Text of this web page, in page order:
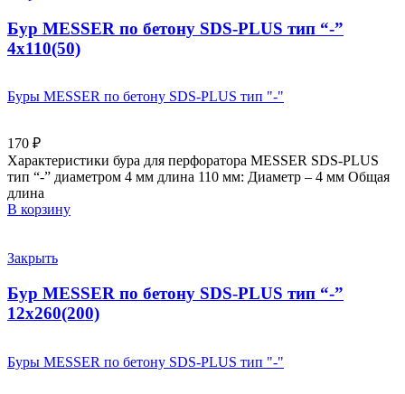
Бур MESSER по бетону SDS-PLUS тип “-”
4х110(50)
Буры MESSER по бетону SDS-PLUS тип "-"
170 ₽
Характеристики бура для перфоратора MESSER SDS-PLUS
тип “-” диаметром 4 мм длина 110 мм: Диаметр – 4 мм Общая
длина
В корзину
Закрыть
Бур MESSER по бетону SDS-PLUS тип “-”
12х260(200)
Буры MESSER по бетону SDS-PLUS тип "-"